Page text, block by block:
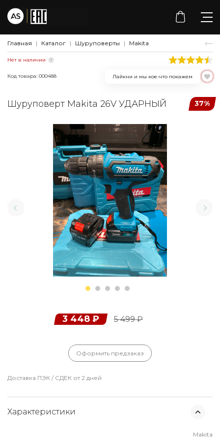
Главная Каталог Шуруповерты Makita
Нет в наличии
Код товара: 000488 Лайкни и мы кое-что покажем
Шуруповерт Makita 26V УДАРНЫЙ 37%
3 448₽ 5 499₽
Оформить предзаказ
Доставка ПЭК / СДЕК от 2 дней
Характеристики
Makita